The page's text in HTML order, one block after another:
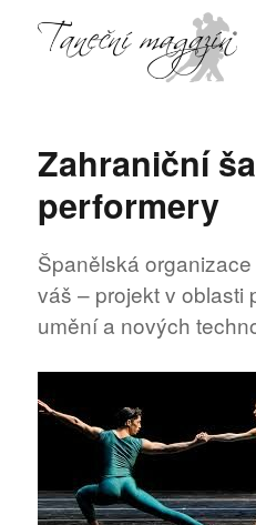
Zahraniční
performery
Španělská
váš – projekt v oblasti
umění a nových